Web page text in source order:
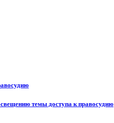
темы доступа к правосудию